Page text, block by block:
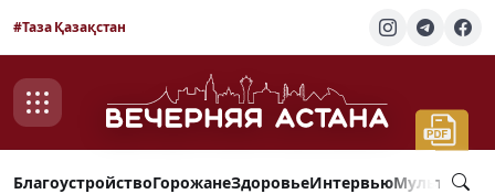
#Таза Қазақстан
БлагоустройствоГорожанеЗдоровьеИнтервью